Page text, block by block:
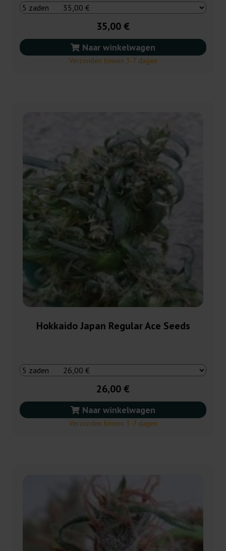
35,00 €
Naar winkelwagen
Verzonden binnen 3-7 dagen
Hokkaido Japan Regular Ace Seeds
26,00 €
Naar winkelwagen
Verzonden binnen 3-7 dagen